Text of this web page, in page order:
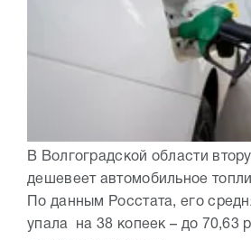
В Волгоградской области
дешевеет автомобильное
По данным Росстата, его
упала на 38 копеек – до 70,63